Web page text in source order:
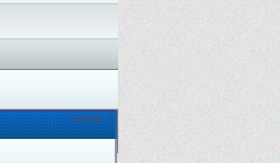
Онлайн: 0